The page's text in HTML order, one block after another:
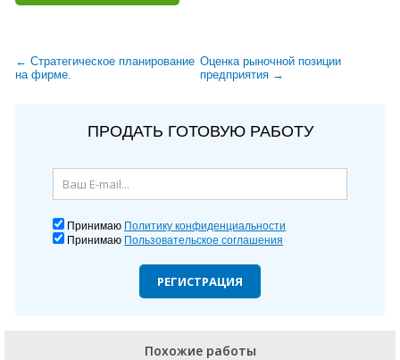
← Стратегическое планирование
на фирме.
Оценка рыночной позиции
предприятия →
ПРОДАТЬ ГОТОВУЮ РАБОТУ
Принимаю Политику конфиденциальности
Принимаю Пользовательское соглашения
РЕГИСТРАЦИЯ
Похожие работы